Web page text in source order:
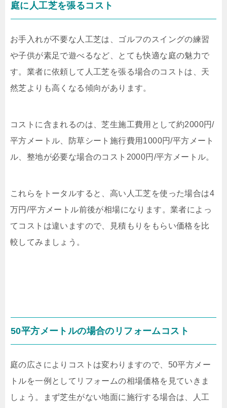
庭に人工芝を張るコスト
お手入れが不要な人工芝は、ゴルフのスイングの練習
や子供が素足で遊べるなど、とても快適な庭の魅力で
す。業者に依頼して人工芝を張る場合のコストは、天
然芝よりも高くなる傾向があります。
コストに含まれるのは、芝生施工費用として約2000円/
平方メートル、防草シート施行費用 1000円/平方メート
ル、整地が必要な場合のコスト 2000円 /平方メートル。
これらをトータルすると、高い人工芝を使った場合は4
万円 /平方メートル前後が相場になります。業者によっ
てコストは違いますので、見積もりをもらい価格を比
較してみましょう。
50平方メートルの場合のリフォームコスト
庭の広さによりコストは変わりますので、 50平方メー
トルを一例としてリフォームの相場価格を見ていきま
しょう。まず芝生がない地面に施行する場合は、人工